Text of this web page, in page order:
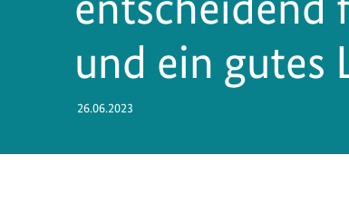
und ein gutes
26.06.2023